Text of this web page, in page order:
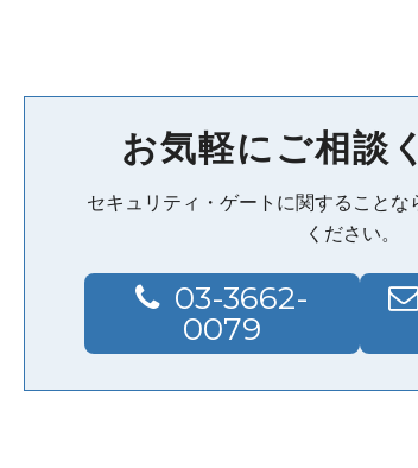
お気軽にご相談
セキュリティ・ゲートに関すること
ください。
03-3662-
0079